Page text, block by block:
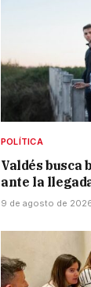
POLÍTICA
Valdés busca
ante la
9 de agosto de